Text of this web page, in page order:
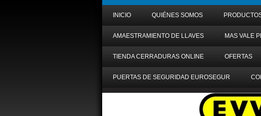
INICIO QUIÉNES SOMOS
AMAESTRAMIENTO DE LLAVES MAS VALE
TIENDA CERRADURAS ONLINE OFERTAS
PUERTAS DE SEGURIDAD EUROSEGUR